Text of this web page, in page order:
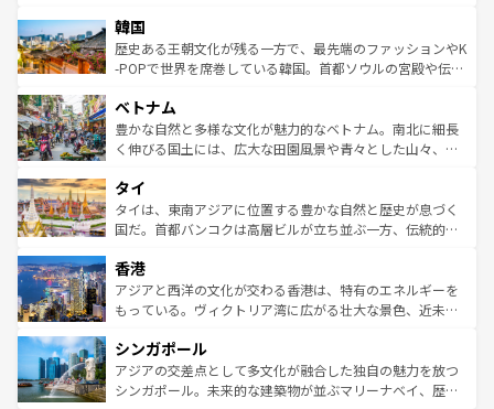
はコンテンツ一覧
いる。アクティビティも充実しており、サーフィンやダイ
ビング、ハイキングなど、アウトドア好きにはたまらな
い。オーストラリアの多彩な魅力を存分に味わいつくそ
参照してほしい。
ン）、静ひつな山岳地帯である台湾東部など、都市の喧騒
と山間の静けさが共存しており、訪れる人に新しい発見と
驚きをもたらしてくれる。また、奥深い台湾の食文化も魅
容にもいいと評判のスイーツなど、バラエティ豊かな料理
が味わえる。 なお、新着の台湾情報は コンテンツ一覧を参
照してほしい。
韓国
歴史ある王朝文化が残る一方で、最先端のファッションやK
-POPで世界を席巻している韓国。首都ソウルの宮殿や伝統
き、地方に足を延ばせば四季折々の自然美を楽しむことが
できる。そして、キムチや焼肉、絶品のストリートフード
まで、さまざまな韓国料理が待っている。夜には、韓国な
リティに包まれながら、韓国の多彩な魅力を心ゆくまで味
わってみてほしい。 なお、新着の韓国情報はコンテンツ一
覧を参照してほしい。
ベトナム
豊かな自然と多様な文化が魅力的なベトナム。南北に細長
く伸びる国土には、広大な田園風景や青々とした山々、世
急速な発展と共に伝統が息づく。ハノイの古い町並みやホ
ーチミン市のフランス統治時代の建物も、独特の雰囲気を
醸し出している。また、バラエティの豊かさとおいしさで
とつ。フォーやバインミー、ベトナムコーヒーなどは、ぜ
ひ現地で味わいたい。どの地域を訪れてもあたたかい人々
が旅行者を迎えてくれるので、きっと忘れられない旅にな
参照してほしい。
タイ
タイは、東南アジアに位置する豊かな自然と歴史が息づく
国だ。首都バンコクは高層ビルが立ち並ぶ一方、伝統的な
の活気が交差している。北部ではチェンマイなどの山岳地
帯で自然と触れ合い、南部ではプーケットやクラビの美し
いビーチでリゾート気分を楽しむことができる。タイ料理
激する。気候は一年中温暖で、どの季節にも異なる楽しみ
が待っている。親しみやすいタイの人々、仏教を中心とし
た文化、そして多様な観光資源が、訪れる旅人を魅了し続
香港
アジアと西洋の文化が交わる香港は、特有のエネルギーを
もっている。ヴィクトリア湾に広がる壮大な景色、近未来
み、どこを訪れても感動するはず。観光スポットが密集し
ており、効率よく見どころを回れるのも魅力。息をのむよ
うな絶景から文化的な体験まで、香港を存分に楽しみ尽く
シンガポール
アジアの交差点として多文化が融合した独自の魅力を放つ
シンガポール。未来的な建築物が並ぶマリーナベイ、歴史